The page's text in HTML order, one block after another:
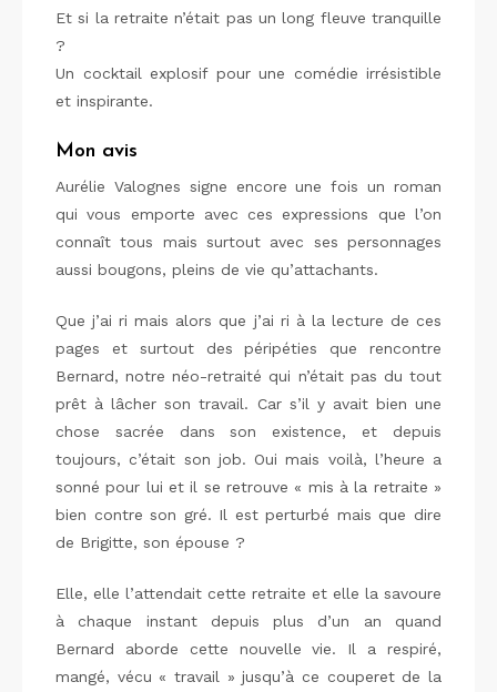
Et si la retraite n’était pas un long fleuve tranquille
?
Un cocktail explosif pour une comédie irrésistible
et inspirante.
Mon avis
Aurélie Valognes signe encore une fois un roman
qui vous emporte avec ces expressions que l’on
connaît tous mais surtout avec ses personnages
aussi bougons, pleins de vie qu’attachants.
Que j’ai ri mais alors que j’ai ri à la lecture de ces
pages et surtout des péripéties que rencontre
Bernard, notre néo-retraité qui n’était pas du tout
prêt à lâcher son travail. Car s’il y avait bien une
chose sacrée dans son existence, et depuis
toujours, c’était son job. Oui mais voilà, l’heure a
sonné pour lui et il se retrouve « mis à la retraite »
bien contre son gré. Il est perturbé mais que dire
de Brigitte, son épouse ?
Elle, elle l’attendait cette retraite et elle la savoure
à chaque instant depuis plus d’un an quand
Bernard aborde cette nouvelle vie. Il a respiré,
mangé, vécu « travail » jusqu’à ce couperet de la